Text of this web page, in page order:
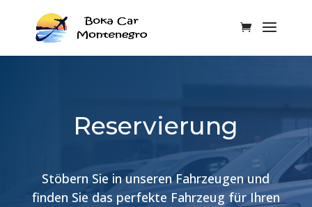
Reservierung
Stöbern Sie in unseren Fahrzeugen und
finden Sie das perfekte Fahrzeug für Ihren